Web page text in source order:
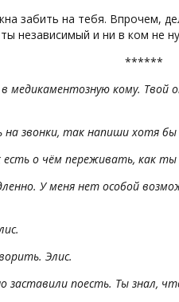
забить на тебя. Впрочем,
независимый и ни в ком не
******
в медикаментозную кому.
звонки, так напиши хотя бы
о чём переживать, как
У меня нет особой
Элис.
заставили поесть. Ты знал,